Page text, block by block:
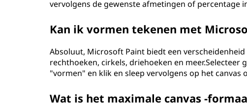
vervolgens de gewenste afmetingen of percentage
Kan ik vormen tekenen met
Absoluut, Microsoft Paint biedt een
rechthoeken, cirkels, driehoeken en meer.Selecteer
"vormen" en klik en sleep vervolgens op het canvas
Wat is het maximale canvas -